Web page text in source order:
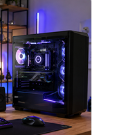
освещение,
открытый мир. Игра
Anvil с поддержкой